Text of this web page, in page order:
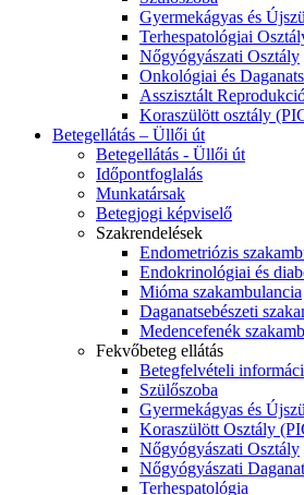
Gyermekágyas és
Terhespatológiai
Nőgyógyászati Osztály
Onkológiai és
Asszisztált
Koraszülött osztály
Betegellátás – Üllői út
Betegellátás - Üllői út
Időpontfoglalás
Munkatársak
Betegjogi képviselő
Szakrendelések
Endometriózis
Endokrinológiai és
Mióma szakambulancia
Daganatsebészeti
Medencefenék
Fekvőbeteg ellátás
Betegfelvételi
Szülőszoba
Gyermekágyas és
Koraszülött Osztály
Nőgyógyászati Osztály
Nőgyógyászati
Terhespatológia